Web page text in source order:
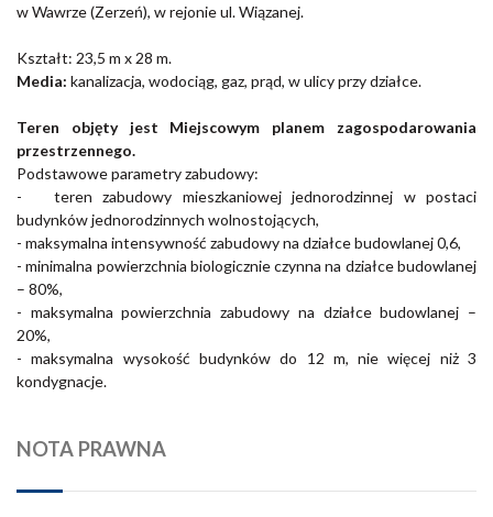
w Wawrze (Zerzeń), w rejonie ul. Wiązanej.
Kształt: 23,5 m x 28 m.
Media: kanalizacja, wodociąg, gaz, prąd, w ulicy przy działce.
Teren objęty jest Miejscowym planem zagospodarowania
przestrzennego.
Podstawowe parametry zabudowy:
- teren zabudowy mieszkaniowej jednorodzinnej w postaci
budynków jednorodzinnych wolnostojących,
- maksymalna intensywność zabudowy na działce budowlanej 0,6,
- minimalna powierzchnia biologicznie czynna na działce budowlanej
– 80%,
- maksymalna powierzchnia zabudowy na działce budowlanej –
20%,
- maksymalna wysokość budynków do 12 m, nie więcej niż 3
kondygnacje.
NOTA PRAWNA